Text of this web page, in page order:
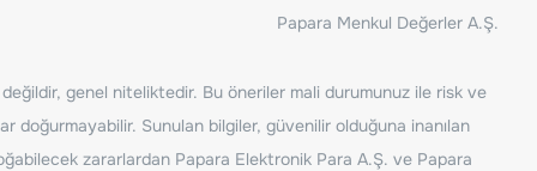
Papara Menkul Değerler A.Ş.
değildir, genel niteliktedir. Bu öneriler mali durumunuz ile risk ve
doğurmayabilir. Sunulan bilgiler, güvenilir olduğuna inanılan
zararlardan Papara Elektronik Para A.Ş. ve Papara